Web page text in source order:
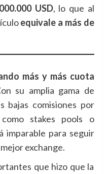
USD, lo que al
equivale a más de
más y más cuota
su amplia gama de
bajas comisiones por
stakes pools o
imparable para seguir
exchange.
que hizo que la